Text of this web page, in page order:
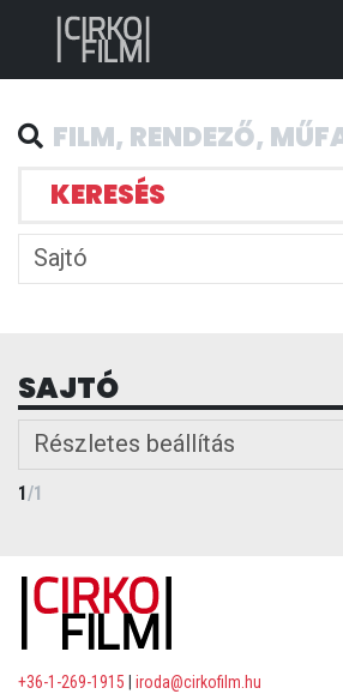
KERESÉS
Sajtó
SAJTÓ
Részletes beállítás
1/1
+36-1-269-1915
iroda@cirkofilm.hu